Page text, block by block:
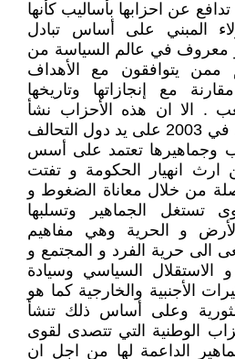
عن احزابها بأساليب كأنها
المبني على أساس تبادل
معروف في عالم السياسة من
ممن يتوافقون مع الأهداف
مع إنجازاتها وتاريخها
. الا ان هذه الأحزاب نشأ
معظمها بعد سقوط بغداد في 2003 على يد دول التحالف
وجماهيرها تعتمد على أسس
ارث انهيار الحكومة و تفتت
من خلال معاناة الضغوط و
تستغل الجماهير وتسلبها
و الحرية وهي مفاهيم
الى حرية الفرد و المجتمع و
الاستقلال السياسي وسيادة
الأجنبية والخارجية كما هو
وعلى أساس ذلك تنشأ
الوطنية التي تتصدى لقوى
الداعمة لها من اجل ان